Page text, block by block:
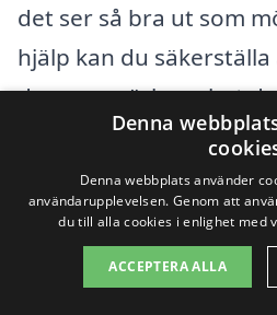
det ser så bra ut som
hjälp kan du
den uppmärksamhet
Det finns flera
städföretag i
hjälpa dig med
Otterbäcken. Här är
Denna
Denna webbplats använder
användarupplevelsen. Genom att
du till alla cookies i enlighet med
ACCEPTERA ALLA